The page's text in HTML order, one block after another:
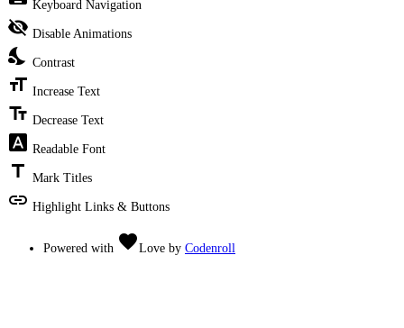
Keyboard Navigation
visibility_off Disable Animations
nights_stay Contrast
format_size Increase Text
text_fields Decrease Text
font_download Readable Font
title Mark Titles
link Highlight Links & Buttons
Powered with favoriteLove by Codenroll